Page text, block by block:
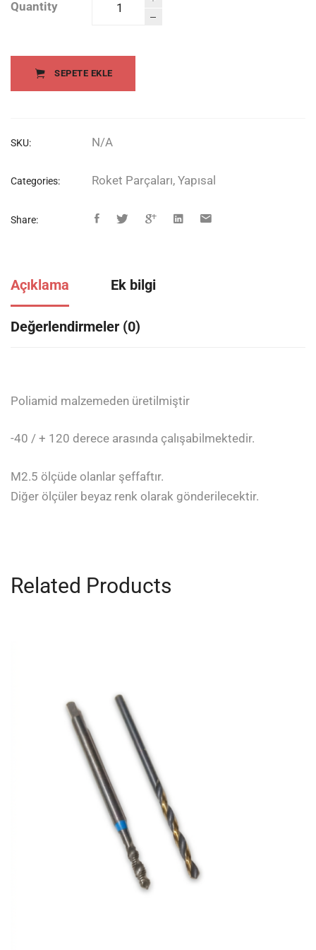
Quantity
Plastik
SEPETE EKLE
SKU: N/A
Categories: Roket Parçaları, Yapısal
Share:
Açıklama Ek bilgi
Değerlendirmeler (0)
Poliamid malzemeden üretilmiştir
-40 / + 120 derece arasında çalışabilmektedir.
M2.5 ölçüde olanlar şeffaftır.
Diğer ölçüler beyaz renk olarak gönderilecektir.
Related Products